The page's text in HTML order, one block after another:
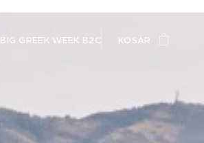
BIG GREEK WEEK B2C KOSÁR